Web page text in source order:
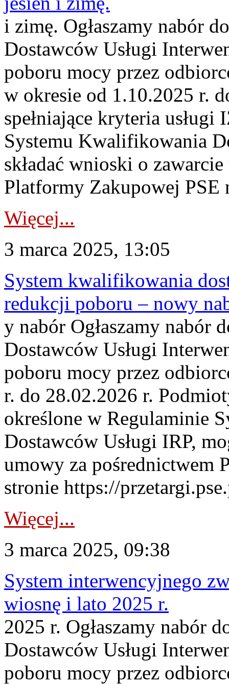
i zimę. Ogłaszamy nabór
Dostawców Usługi
poboru mocy przez
w okresie od 1.10.2025 r.
spełniające kryteria
Systemu Kwalifikowania
składać wnioski o
Platformy Zakupowej PSE
Więcej...
3 marca 2025, 13:05
System kwalifikowania
redukcji poboru – nowy
y nabór Ogłaszamy nabór
Dostawców Usługi
poboru mocy przez
r. do 28.02.2026 r.
określone w Regulaminie
Dostawców Usługi IRP,
umowy za pośrednictwem
stronie https://
Więcej...
3 marca 2025, 09:38
System interwencyjnego
wiosnę i lato 2025 r.
2025 r. Ogłaszamy nabór
Dostawców Usługi
poboru mocy przez